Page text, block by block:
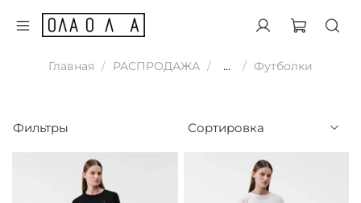
Главная РАСПРОДАЖА ... Футболки
Фильтры